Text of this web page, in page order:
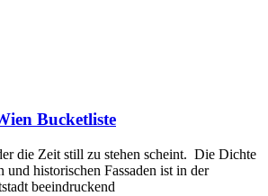
Bucketliste
die Zeit still zu stehen scheint. Die Dichte
und historischen Fassaden ist in der
beeindruckend